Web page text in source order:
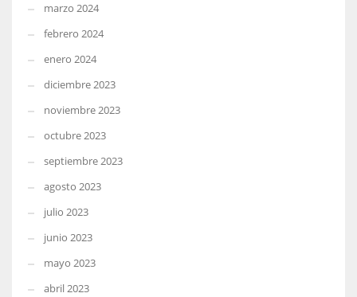
marzo 2024
febrero 2024
enero 2024
diciembre 2023
noviembre 2023
octubre 2023
septiembre 2023
agosto 2023
julio 2023
junio 2023
mayo 2023
abril 2023